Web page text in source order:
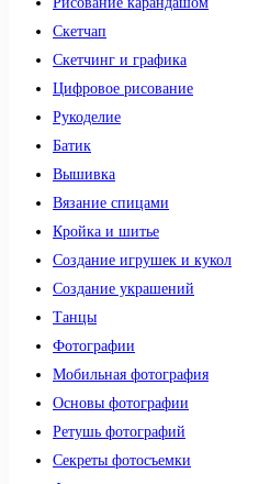
Скетчап
Скетчинг и графика
Цифровое рисование
Рукоделие
Батик
Вышивка
Вязание спицами
Кройка и шитье
Создание игрушек и кукол
Создание украшений
Танцы
Фотографии
Мобильная фотография
Основы фотографии
Ретушь фотографий
Секреты фотосъемки